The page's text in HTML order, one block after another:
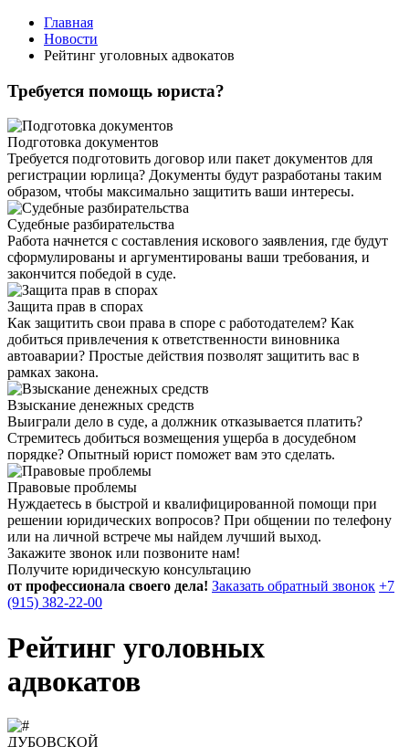
Главная
Новости
Рейтинг уголовных адвокатов
Требуется помощь юриста?
Подготовка документов
Требуется подготовить договор или пакет документов для
регистрации юрлица? Документы будут разработаны таким
образом, чтобы максимально защитить ваши интересы.
Судебные разбирательства
Работа начнется с составления искового заявления, где будут
сформулированы и аргументированы ваши требования, и
закончится победой в суде.
Защита прав в спорах
Как защитить свои права в споре с работодателем? Как
добиться привлечения к ответственности виновника
автоаварии? Простые действия позволят защитить вас в
рамках закона.
Взыскание денежных средств
Выиграли дело в суде, а должник отказывается платить?
Стремитесь добиться возмещения ущерба в досудебном
порядке? Опытный юрист поможет вам это сделать.
Правовые проблемы
Нуждаетесь в быстрой и квалифицированной помощи при
решении юридических вопросов? При общении по телефону
или на личной встрече мы найдем лучший выход.
Закажите звонок или позвоните нам!
Получите юридическую консультацию
от профессионала своего дела! Заказать обратный звонок +7
(915) 382-22-00
Рейтинг уголовных
адвокатов
ДУБОВСКОЙ